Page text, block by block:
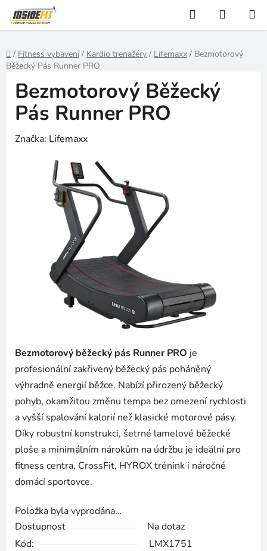
Přejít
na
obsah
Hledat
KOŠÍK
Domů
/ Fitness vybavení / Kardio trenažéry / Lifemaxx / Bezmotorový
Běžecký Pás Runner PRO
Bezmotorový běžecký pás Runner PRO je
profesionální zakřivený běžecký pás poháněný
výhradně energií běžce. Nabízí přirozený běžecký
pohyb, okamžitou změnu tempa bez omezení rychlosti
a vyšší spalování kalorií než klasické motorové pásy.
Díky robustní konstrukci, šetrné lamelové běžecké
ploše a minimálním nárokům na údržbu je ideální pro
fitness centra, CrossFit, HYROX trénink i náročné
domácí sportovce.
Položka byla vyprodána…
Dostupnost
Na dotaz
Kód:
LMX1751
Bezmotorový Běžecký
Pás Runner PRO
Značka: Lifemaxx